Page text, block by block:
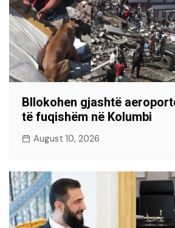
Bllokohen gjashtë
të fuqishëm në Kolumbi
August 10, 2026